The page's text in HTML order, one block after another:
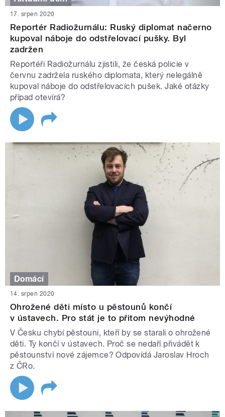
17. srpen 2020
Reportér Radiožurnálu: Ruský diplomat načerno
kupoval náboje do odstřelovací pušky. Byl
zadržen
Reportéři Radiožurnálu zjistili, že česká policie v
červnu zadržela ruského diplomata, který nelegálně
kupoval náboje do odstřelovacích pušek. Jaké otázky
případ otevírá?
Domácí
14. srpen 2020
Ohrožené děti místo u pěstounů končí
v ústavech. Pro stát je to přitom nevýhodné
V Česku chybí pěstouni, kteří by se starali o ohrožené
děti. Ty končí v ústavech. Proč se nedaří přivádět k
pěstounství nové zájemce? Odpovídá Jaroslav Hroch
z ČRo.